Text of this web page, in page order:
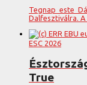
Tegnap este
Dalfesztiválra. A
ESC 2026
True